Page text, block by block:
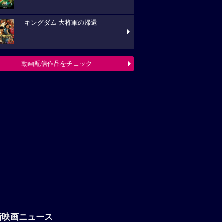
キングダム 大将軍の帰還
動画配信作品をチェック
映画ニュース